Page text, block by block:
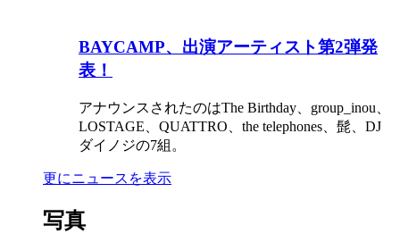
BAYCAMP、出演アーティスト第2弾発
表！
アナウンスされたのはThe Birthday、group_inou、
LOSTAGE、QUATTRO、the telephones、髭、DJ
ダイノジの7組。
更にニュースを表示
写真